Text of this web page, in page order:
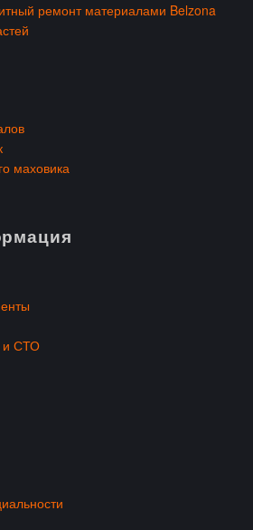
ремонт материалами Belzona
маховика
и СТО